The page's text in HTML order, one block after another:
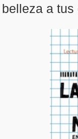
belleza a tus